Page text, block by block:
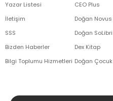
Yazar Listesi
İletişim
SSS
Bizden Haberler
Bilgi Toplumu Hizmetleri
CEO Plus
Doğan Novus
Doğan SoLibri
Dex Kitap
Doğan Çocuk